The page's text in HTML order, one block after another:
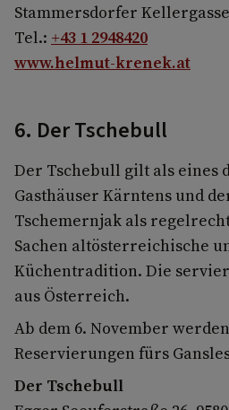
Stammersdorfer Kellergasse
Tel.: +43 1 2948420
www.helmut-krenek.at
6. Der Tschebull
Der Tschebull gilt als eines
Gasthäuser Kärntens und
Tschemernjak als
Sachen altösterreichische
Küchentradition. Die
aus Österreich.
Ab dem 6. November
Reservierungen fürs
Der Tschebull